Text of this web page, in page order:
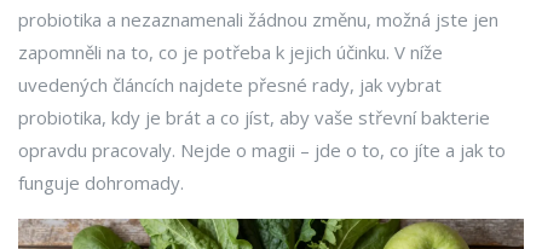
probiotika a nezaznamenali žádnou změnu, možná jste jen
zapomněli na to, co je potřeba k jejich účinku. V níže
uvedených článcích najdete přesné rady, jak vybrat
probiotika, kdy je brát a co jíst, aby vaše střevní bakterie
opravdu pracovaly. Nejde o magii – jde o to, co jíte a jak to
funguje dohromady.